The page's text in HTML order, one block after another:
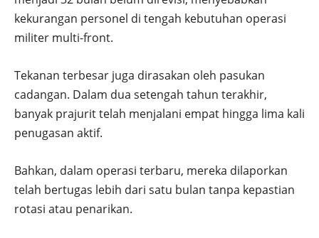
kekurangan personel di tengah kebutuhan operasi
militer multi-front.
Tekanan terbesar juga dirasakan oleh pasukan
cadangan. Dalam dua setengah tahun terakhir,
banyak prajurit telah menjalani empat hingga lima kali
penugasan aktif.
Bahkan, dalam operasi terbaru, mereka dilaporkan
telah bertugas lebih dari satu bulan tanpa kepastian
rotasi atau penarikan.